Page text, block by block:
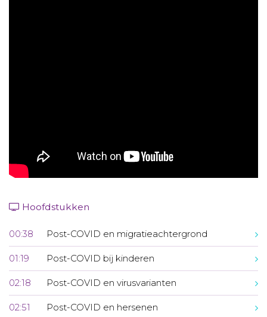
Hoofdstukken
00:38 Post-COVID en migratieachtergrond
01:19 Post-COVID bij kinderen
02:18 Post-COVID en virusvarianten
02:51 Post-COVID en hersenen